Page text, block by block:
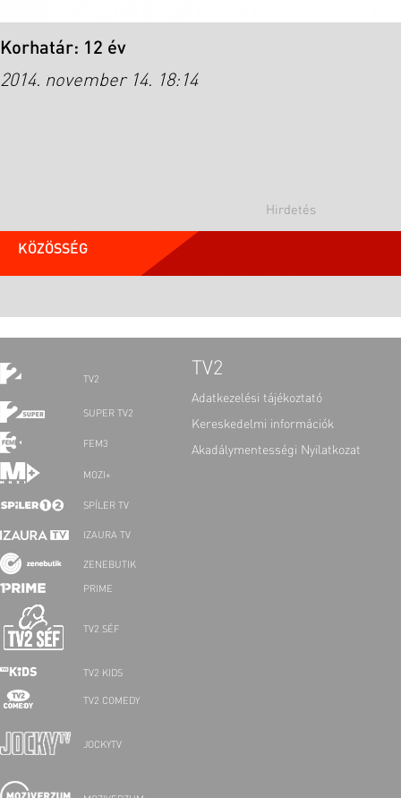
Korhatár: 12 év
2014. november 14. 18:14
KÖZÖSSÉG
TV2
SUPER TV2
FEM3
MOZI+
SPÍLER TV
IZAURA TV
ZENEBUTIK
PRIME
TV2 SÉF
TV2 KIDS
TV2 COMEDY
JOCKYTV
TV2
Adatkezelési tájékoztató
Kereskedelmi információk
Akadálymentességi Nyilatkozat